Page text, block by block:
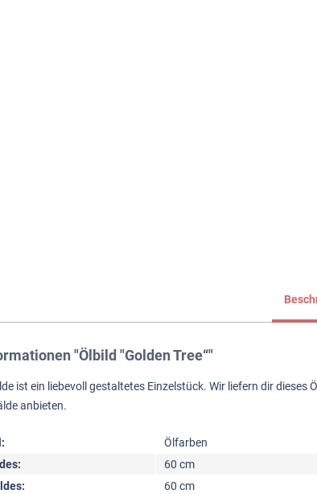
"Ölbild "Golden Tree“"
ist ein liebevoll gestaltetes Einzelstück. Wir liefern dir
anbieten.
Ölfarben
60 cm
60 cm